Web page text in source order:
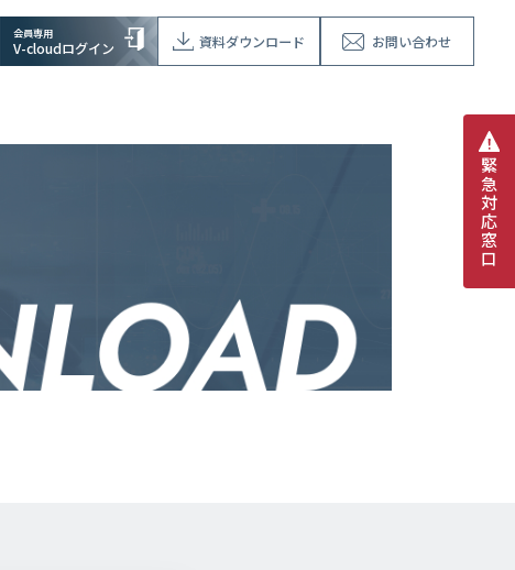
会員専用
V-cloudログイン 資料ダウンロード お問い合わせ
緊
急
対
応
窓
口